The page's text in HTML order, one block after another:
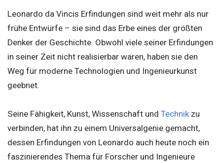
Leonardo da Vincis Erfindungen sind weit mehr als nur
frühe Entwürfe – sie sind das Erbe eines der größten
Denker der Geschichte. Obwohl viele seiner Erfindungen
in seiner Zeit nicht realisierbar waren, haben sie den
Weg für moderne Technologien und Ingenieurkunst
geebnet.
Seine Fähigkeit, Kunst, Wissenschaft und Technikzu
verbinden, hat ihn zu einem Universalgenie gemacht,
dessen Erfindungen von Leonardo auch heute noch ein
faszinierendes Thema für Forscher und Ingenieure